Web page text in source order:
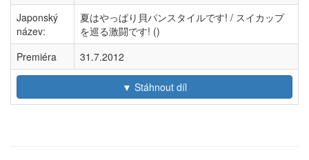
Japonský
název:
夏はやっぱり貝パンスタイルです! / スイカップ
を巡る激闘です! ()
Premiéra
31.7.2012
▼ Stáhnout díl